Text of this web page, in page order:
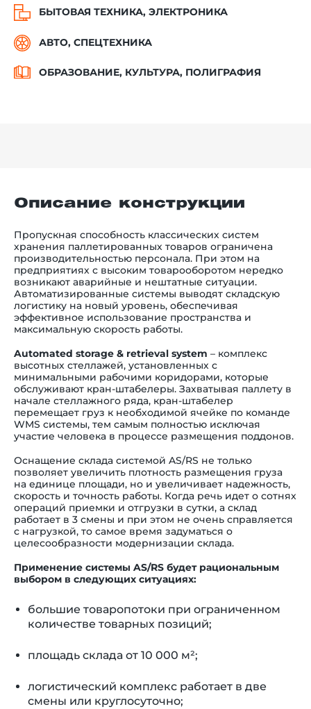
БЫТОВАЯ ТЕХНИКА, ЭЛЕКТРОНИКА
АВТО, СПЕЦТЕХНИКА
ОБРАЗОВАНИЕ, КУЛЬТУРА, ПОЛИГРАФИЯ
Описание конструкции
Пропускная способность классических систем
хранения паллетированных товаров ограничена
производительностью персонала. При этом на
предприятиях с высоким товарооборотом нередко
возникают аварийные и нештатные ситуации.
Автоматизированные системы выводят складскую
логистику на новый уровень, обеспечивая
эффективное использование пространства и
максимальную скорость работы.
Automated storage & retrieval system – комплекс
высотных стеллажей, установленных с
минимальными рабочими коридорами, которые
обслуживают кран-штабелеры. Захватывая паллету в
начале стеллажного ряда, кран-штабелер
перемещает груз к необходимой ячейке по команде
WMS системы, тем самым полностью исключая
участие человека в процессе размещения поддонов.
Оснащение склада системой AS/RS не только
позволяет увеличить плотность размещения груза
на единице площади, но и увеличивает надежность,
скорость и точность работы. Когда речь идет о сотнях
операций приемки и отгрузки в сутки, а склад
работает в 3 смены и при этом не очень справляется
с нагрузкой, то самое время задуматься о
целесообразности модернизации склада.
Применение системы AS/RS будет рациональным
выбором в следующих ситуациях:
большие товаропотоки при ограниченном
количестве товарных позиций;
площадь склада от 10 000 м²;
логистический комплекс работает в две
смены или круглосуточно;